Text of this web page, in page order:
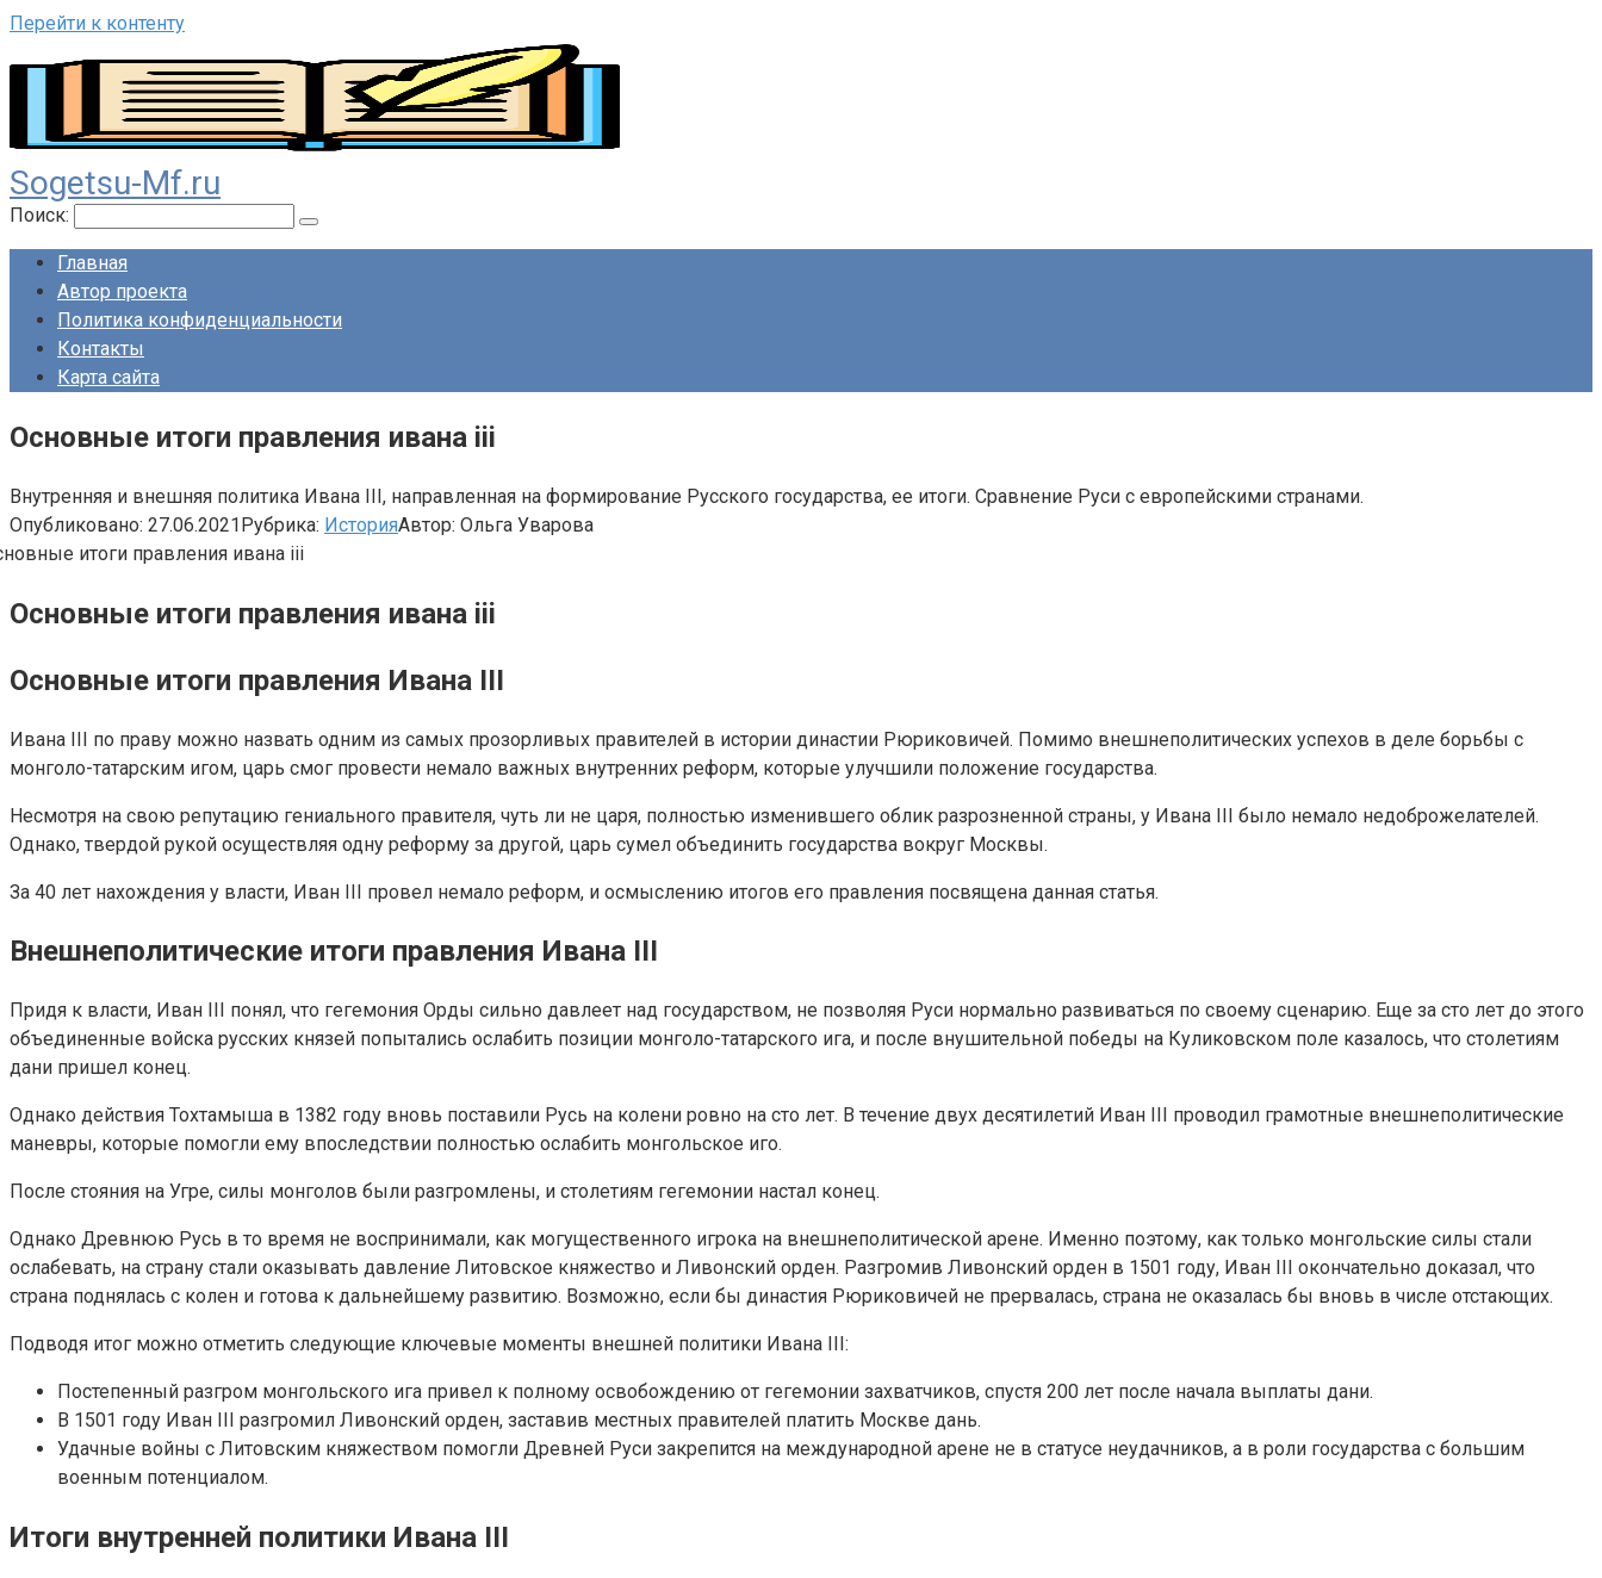
Перейти к контенту
Sogetsu-Mf.ru
Поиск:
Главная
Автор проекта
Политика конфиденциальности
Контакты
Карта сайта
Основные итоги правления ивана iii
Внутренняя и внешняя политика Ивана III, направленная на формирование Русского государства, ее итоги. Сравнение Руси с европейскими странами.
Опубликовано: 27.06.2021Рубрика: ИсторияАвтор: Ольга Уварова
Основные итоги правления ивана iii
Основные итоги правления Ивана III
Ивана III по праву можно назвать одним из самых прозорливых правителей в истории династии Рюриковичей. Помимо внешнеполитических успехов в деле борьбы с
монголо-татарским игом, царь смог провести немало важных внутренних реформ, которые улучшили положение государства.
Несмотря на свою репутацию гениального правителя, чуть ли не царя, полностью изменившего облик разрозненной страны, у Ивана III было немало недоброжелателей.
Однако, твердой рукой осуществляя одну реформу за другой, царь сумел объединить государства вокруг Москвы.
За 40 лет нахождения у власти, Иван III провел немало реформ, и осмыслению итогов его правления посвящена данная статья.
Внешнеполитические итоги правления Ивана III
Придя к власти, Иван III понял, что гегемония Орды сильно давлеет над государством, не позволяя Руси нормально развиваться по своему сценарию. Еще за сто лет до этого
объединенные войска русских князей попытались ослабить позиции монголо-татарского ига, и после внушительной победы на Куликовском поле казалось, что столетиям
дани пришел конец.
Однако действия Тохтамыша в 1382 году вновь поставили Русь на колени ровно на сто лет. В течение двух десятилетий Иван III проводил грамотные внешнеполитические
маневры, которые помогли ему впоследствии полностью ослабить монгольское иго.
После стояния на Угре, силы монголов были разгромлены, и столетиям гегемонии настал конец.
Однако Древнюю Русь в то время не воспринимали, как могущественного игрока на внешнеполитической арене. Именно поэтому, как только монгольские силы стали
ослабевать, на страну стали оказывать давление Литовское княжество и Ливонский орден. Разгромив Ливонский орден в 1501 году, Иван III окончательно доказал, что
страна поднялась с колен и готова к дальнейшему развитию. Возможно, если бы династия Рюриковичей не прервалась, страна не оказалась бы вновь в числе отстающих.
Подводя итог можно отметить следующие ключевые моменты внешней политики Ивана III:
Постепенный разгром монгольского ига привел к полному освобождению от гегемонии захватчиков, спустя 200 лет после начала выплаты дани.
В 1501 году Иван III разгромил Ливонский орден, заставив местных правителей платить Москве дань.
Удачные войны с Литовским княжеством помогли Древней Руси закрепится на международной арене не в статусе неудачников, а в роли государства с большим
военным потенциалом.
Итоги внутренней политики Ивана III